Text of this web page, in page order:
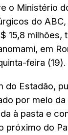
o Ministério
do ABC,
15,8 milhões,
em
feira (19).
do Estadão,
por meio da
à pasta e
próximo do